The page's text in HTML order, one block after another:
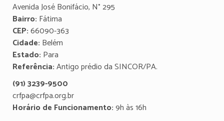
Avenida José Bonifácio, N° 295
Bairro: Fátima
CEP:66090-363
Cidade: Belém
Estado: Para
Referência:Antigo prédio da SINCOR/PA.
(91) 3239-9500
crfpa@crfpa.org.br
Horário de Funcionamento:9h às 16h